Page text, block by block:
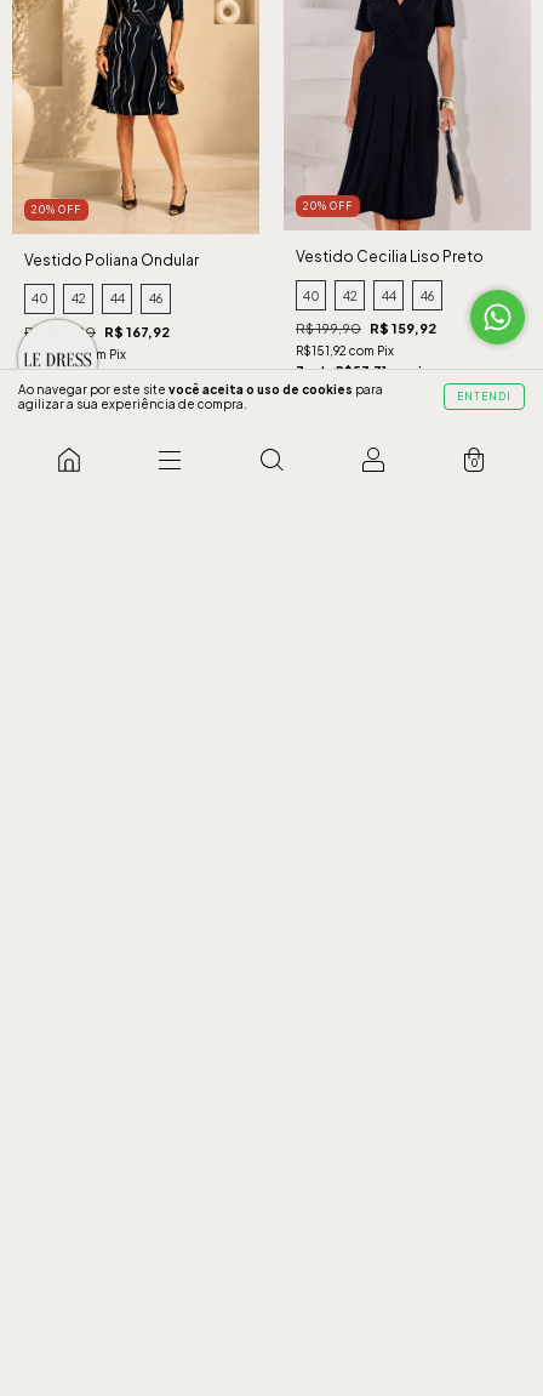
Ao navegar por este site você aceita o uso de cookies para
agilizar a sua experiência de compra.
ENTENDI
0
20% OFF
Vestido Poliana Ondular
Marinho
40 42 44 46
R$ 209,90 R$ 167,92
R$159,52 com Pix
3 x de R$55,97 sem juros
COMPRAR
20% OFF
Vestido Cecilia Liso Preto
40 42 44 46
R$ 199,90 R$ 159,92
R$151,92 com Pix
3 x de R$53,31 sem juros